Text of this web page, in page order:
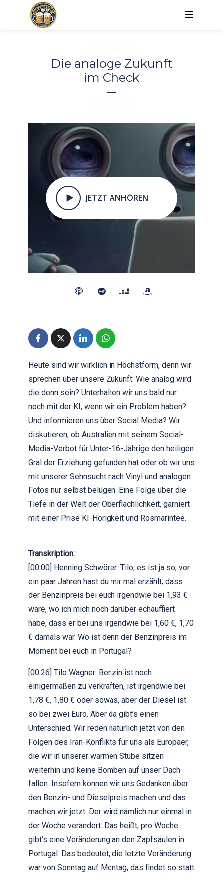
Die analoge Zukunft
im Check
JETZT ANHÖREN
Heute sind wir wirklich in Höchstform, denn wir
sprechen über unsere Zukunft: Wie analog wird
die denn sein? Unterhalten wir uns bald nur
noch mit der KI, wenn wir ein Problem haben?
Und informieren uns über Social Media? Wir
diskutieren, ob Australien mit seinem Social-
Media-Verbot für Unter-16-Jährige den heiligen
Gral der Erziehung gefunden hat oder ob wir uns
mit unserer Sehnsucht nach Vinyl und analogen
Fotos nur selbst belügen. Eine Folge über die
Tiefe in der Welt der Oberflächlichkeit, garniert
mit einer Prise KI-Hörigkeit und Rosmarintee.
Transkription:
[00:00] Henning Schwörer: Tilo, es ist ja so, vor
ein paar Jahren hast du mir mal erzählt, dass
der Benzinpreis bei euch irgendwie bei 1,93 €
wäre, wo ich mich noch darüber echauffiert
habe, dass er bei uns irgendwie bei 1,60 €, 1,70
€ damals war. Wo ist denn der Benzinpreis im
Moment bei euch in Portugal?
[00:26] Tilo Wagner: Benzin ist noch
einigermaßen zu verkraften, ist irgendwie bei
1,78 €, 1,80 € oder sowas, aber der Diesel ist
so bei zwei Euro. Aber da gibt’s einen
Unterschied. Wir reden natürlich jetzt von den
Folgen des Iran-Konflikts für uns als Europäer,
die wir in unserer warmen Stube sitzen
weiterhin und keine Bomben auf unser Dach
fallen. Insofern können wir uns Gedanken über
den Benzin- und Dieselpreis machen und das
machen wir jetzt. Der wird nämlich nur einmal in
der Woche verändert. Das heißt, pro Woche
gibt’s eine Veränderung an den Zapfsäulen in
Portugal. Das bedeutet, die letzte Veränderung
war von Sonntag auf Montag, das findet so statt